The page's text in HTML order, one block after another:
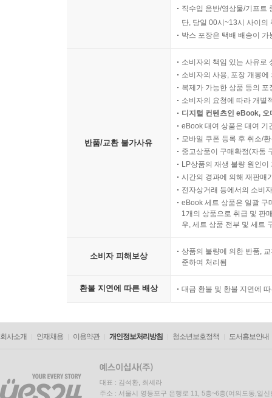
직수입 음반/영상물/기프트
단, 당일 00시~13시 사이의
박스 포장은 택배 배송이
반품/교환 불가사유
소비자의 책임 있는 사유로
소비자의 사용, 포장 개봉
복제가 가능한 상품 등의
소비자의 요청에 따라 개별
디지털 컨텐츠인 eBook,
eBook 대여 상품은 대여 기
모바일 쿠폰 등록 후 취소/
중고상품이 구매확정(자동
LP상품의 재생 불량 원인
시간의 경과에 의해 재판매
전자상거래 등에서의 소비
eBook 세트 상품은 일괄 구
1개의 상품으로 취급 및 판
우, 세트 상품 전부 및 세트
소비자 피해보상
상품의 불량에 의한 반품,
준하여 처리됨
환불 지연에 따른 배상 대금 환불 및 환불 지연에
회사소개 인재채용 이용약관 개인정보처리방침 청소년보호정책 도서홍보안내
대표 : 김석환, 최세라
주소 : 서울시 영등포구 은행로 11, 5층~6층(여의도동,일신